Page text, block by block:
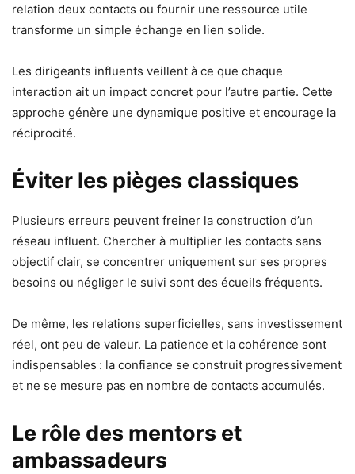
relation deux contacts ou fournir une ressource utile
transforme un simple échange en lien solide.
Les dirigeants influents veillent à ce que chaque
interaction ait un impact concret pour l’autre partie. Cette
approche génère une dynamique positive et encourage la
réciprocité.
Éviter les pièges classiques
Plusieurs erreurs peuvent freiner la construction d’un
réseau influent. Chercher à multiplier les contacts sans
objectif clair, se concentrer uniquement sur ses propres
besoins ou négliger le suivi sont des écueils fréquents.
De même, les relations superficielles, sans investissement
réel, ont peu de valeur. La patience et la cohérence sont
indispensables : la confiance se construit progressivement
et ne se mesure pas en nombre de contacts accumulés.
Le rôle des mentors et
ambassadeurs